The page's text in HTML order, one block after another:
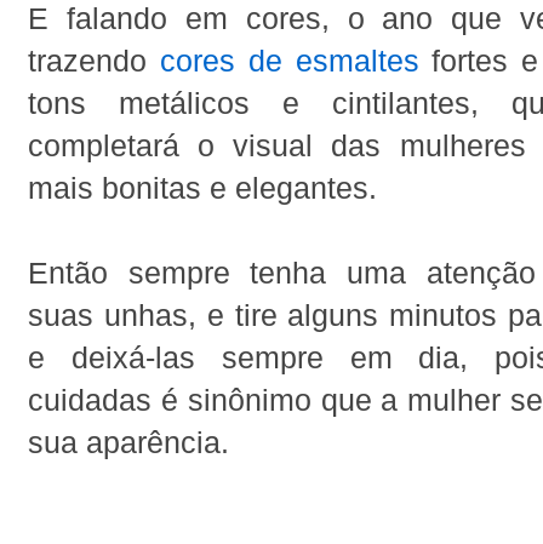
E falando em cores, o ano que
trazendo cores de esmaltes fortes
tons metálicos e cintilantes,
completará o visual das
mais bonitas e elegantes.
Então sempre tenha uma
suas unhas, e tire alguns minutos
e deixá-las sempre em dia,
cuidadas é sinônimo que a mulher
sua aparência.